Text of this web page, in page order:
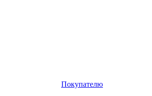
Покупателю